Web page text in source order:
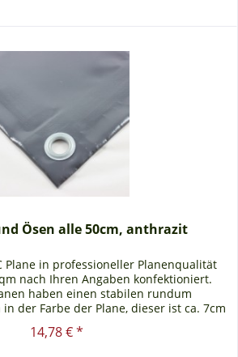
Ösen alle 50cm, anthrazit
Plane in professioneller Planenqualität
nach Ihren Angaben konfektioniert.
haben einen stabilen rundum
der Farbe der Plane, dieser ist ca. 7cm
breit. Jede PVC...
14,78 € *